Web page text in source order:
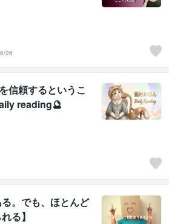
26
信頼するというこ
reading🔮
る。でも、ほとんど
る】